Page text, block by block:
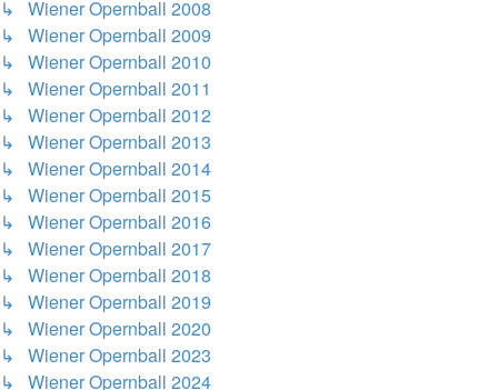
↳ Wiener Opernball 2008
↳ Wiener Opernball 2009
↳ Wiener Opernball 2010
↳ Wiener Opernball 2011
↳ Wiener Opernball 2012
↳ Wiener Opernball 2013
↳ Wiener Opernball 2014
↳ Wiener Opernball 2015
↳ Wiener Opernball 2016
↳ Wiener Opernball 2017
↳ Wiener Opernball 2018
↳ Wiener Opernball 2019
↳ Wiener Opernball 2020
↳ Wiener Opernball 2023
↳ Wiener Opernball 2024